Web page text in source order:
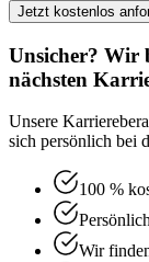
Jetzt kostenlos
Unsicher? Wir
nächsten
Unsere
sich persönlich bei
100 %
Wir